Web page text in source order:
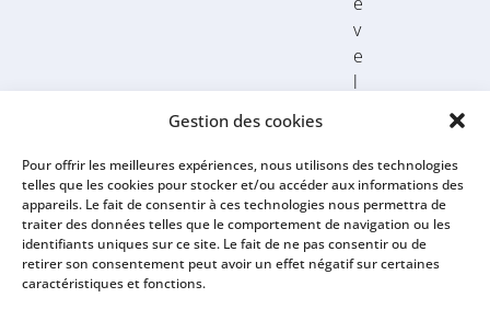
Gestion des cookies
Pour offrir les meilleures expériences, nous utilisons des technologies
telles que les cookies pour stocker et/ou accéder aux informations des
appareils. Le fait de consentir à ces technologies nous permettra de
traiter des données telles que le comportement de navigation ou les
identifiants uniques sur ce site. Le fait de ne pas consentir ou de
retirer son consentement peut avoir un effet négatif sur certaines
caractéristiques et fonctions.
v
e
l
p
e
m
e
n